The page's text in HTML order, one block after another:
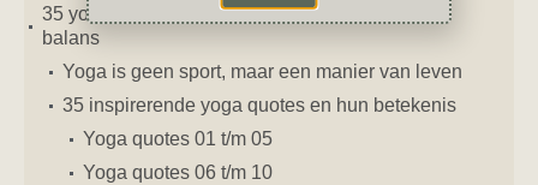
35 yoga quotes voor inspiratie, innerlijke rust en
balans
Yoga is geen sport, maar een manier van leven
35 inspirerende yoga quotes en hun betekenis
Yoga quotes 01 t/m 05
Yoga quotes 06 t/m 10